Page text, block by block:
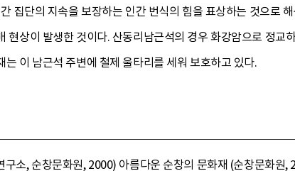
집단의 지속을 보장하는 인간 번식의 힘을 표상하는 것으로
현상이 발생한 것이다. 산동리남근석의 경우 화강암으로 정교
는 이 남근석 주변에 철제 울타리를 세워 보호하고 있다.
소, 순창문화원, 2000) 아름다운 순창의 문화재 (순창문화원,